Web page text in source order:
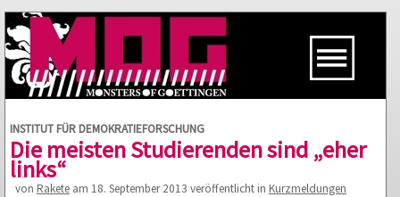
INSTITUT FÜR DEMOKRATIEFORSCHUNG
Die meisten Studierenden sind „eher
links“
von Rakete am 18. September 2013 veröffentlicht in Kurzmeldungen